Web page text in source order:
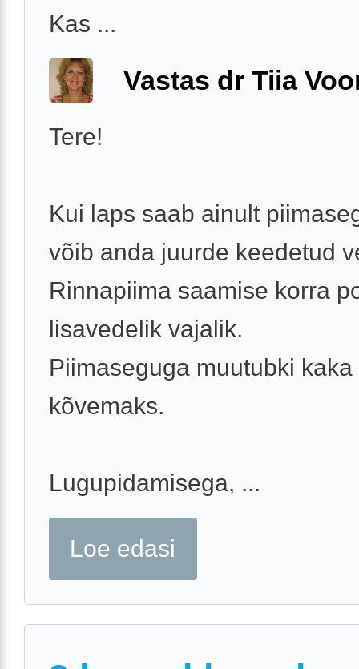
Kas ...
Vastas dr Tiia
Tere!
Kui laps saab ainult
võib anda juurde keedetud
Rinnapiima saamise korra
lisavedelik vajalik.
Piimaseguga muutubki kaka
kõvemaks.
Lugupidamisega, ...
Loe edasi